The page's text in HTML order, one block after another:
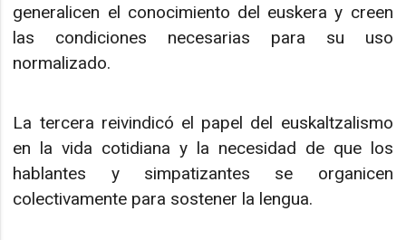
generalicen el conocimiento del euskera y creen
las condiciones necesarias para su uso
normalizado.
La tercera reivindicó el papel del euskaltzalismo
en la vida cotidiana y la necesidad de que los
hablantes y simpatizantes se organicen
colectivamente para sostener la lengua.